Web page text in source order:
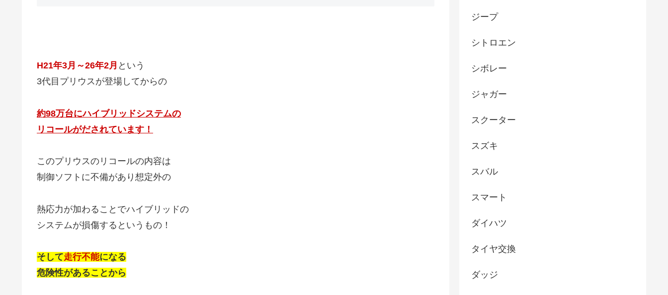
H21年3月～26年2月 という
3代目プリウスが登場してからの
約98万台にハイブリッドシステムの
リコールがだされています！
このプリウスのリコールの内容は
制御ソフトに不備があり想定外の
熱応力が加わることでハイブリッドの
システムが損傷するというもの！
そして走行不能になる
危険性があることから
ジープ
シトロエン
シボレー
ジャガー
スクーター
スズキ
スバル
スマート
ダイハツ
タイヤ交換
ダッジ